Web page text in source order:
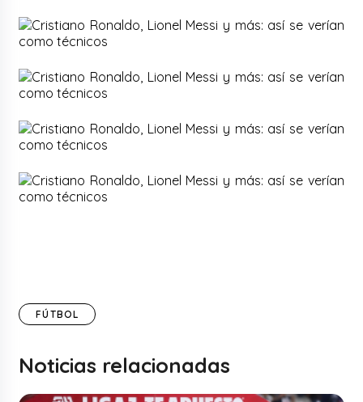
FÚTBOL
Noticias relacionadas